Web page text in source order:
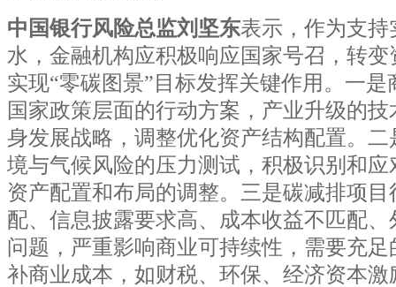
中国银行风险总监刘坚东表示，作为支
水，金融机构应积极响应国家号召，转
实现“零碳图景”目标发挥关键作用。一
国家政策层面的行动方案，产业升级的
身发展战略，调整优化资产结构配置。
境与气候风险的压力测试，积极识别和
资产配置和布局的调整。三是碳减排项
配、信息披露要求高、成本收益不匹配
问题，严重影响商业可持续性，需要充
补商业成本，如财税、环保、经济资本